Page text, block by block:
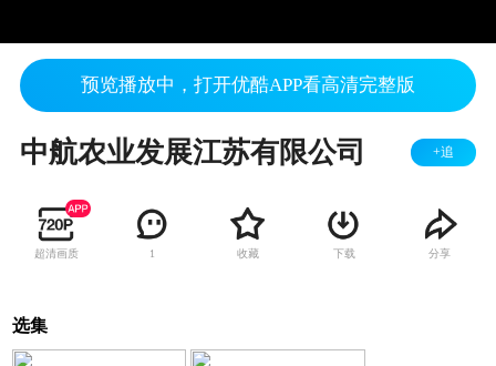
预览播放中，打开优酷APP看高清完整版
中航农业发展江苏有限公司 +追
超清画质 1 收藏 下载 分享
选集